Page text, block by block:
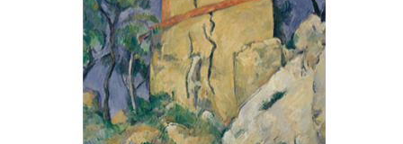
מחיר השקה
$46
$32